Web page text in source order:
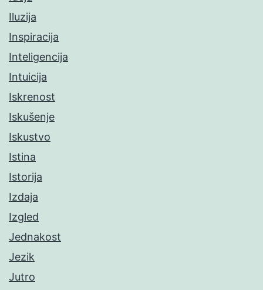
Iluzija
Inspiracija
Inteligencija
Intuicija
Iskrenost
Iskušenje
Iskustvo
Istina
Istorija
Izdaja
Izgled
Jednakost
Jezik
Jutro